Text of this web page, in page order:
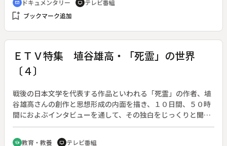
や大国の政治的意図がカンボジアの大地に埋まっている。カン
ボジア西部のパクサバイ集落、住民の１人は、兵士の経験があ
らも耕作地を広げるために除去作業を続けている。
cinematic_blur ドキュメンタリー tv テレビ番組
bookmark_add ブックマーク追加
ＥＴＶ特集 埴谷雄高・「死霊」の世界
〔４〕
戦後の日本文学を代表する作品といわれる「死霊」の作者、埴
谷雄高さんの創作と思想形成の内面を描き、１０日間、５０時
間におよぶインタビューを通して、その独白をじっくりと聞く
５回連続シリーズ。◆昭和５０年、中断から２６年ぶりに「死
霊」第５章「夢魔の世界」が発表された。この「夢魔」の章を
school 教育・教養 tv テレビ番組